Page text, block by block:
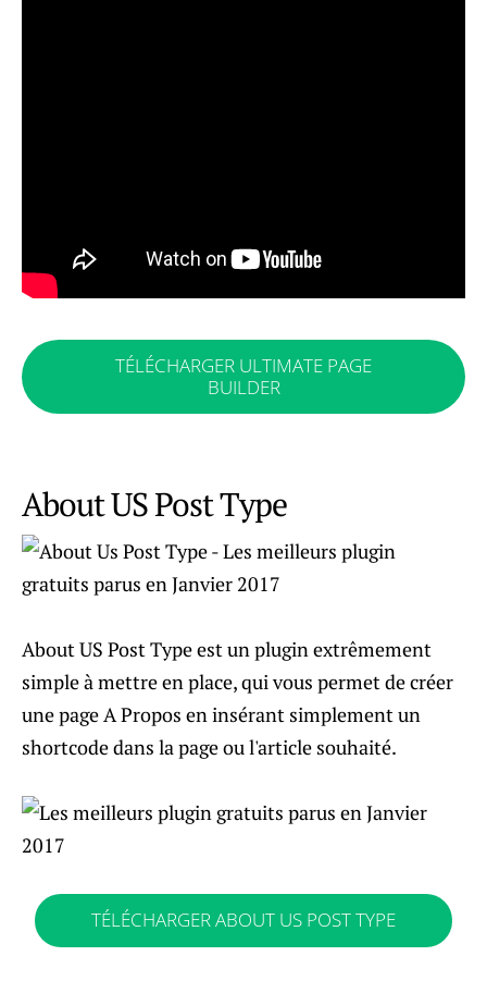
TÉLÉCHARGER ULTIMATE PAGE
BUILDER
About US Post Type
About US Post Type est un plugin extrêmement
simple à mettre en place, qui vous permet de créer
une page A Propos en insérant simplement un
shortcode dans la page ou l'article souhaité.
TÉLÉCHARGER ABOUT US POST TYPE